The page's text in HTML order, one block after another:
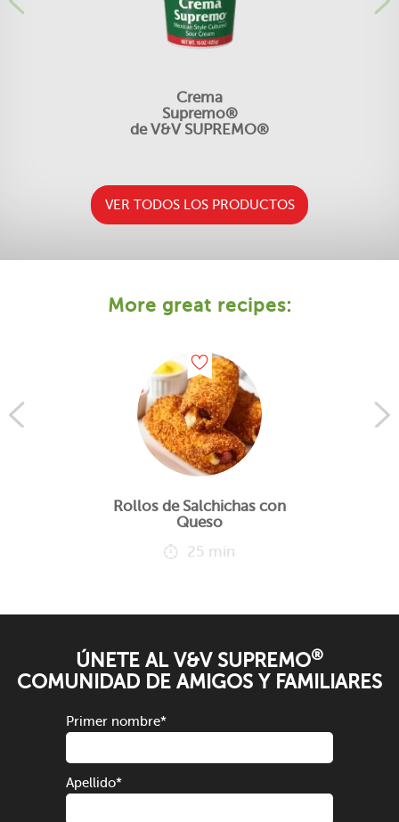
Crema
Supremo®
de V&V SUPREMO®
VER TODOS LOS PRODUCTOS
More great recipes:
Rollos de Salchichas con
Queso
25 min
ÚNETE AL V&V SUPREMO®
COMUNIDAD DE AMIGOS Y FAMILIARES
Primer nombre*
Apellido*